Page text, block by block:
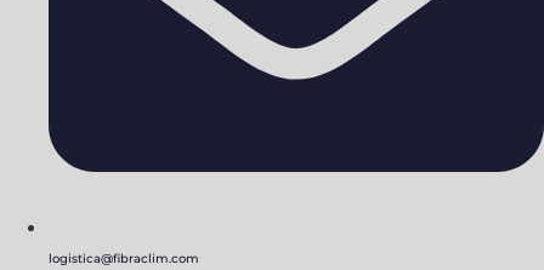
logistica@fibraclim.com